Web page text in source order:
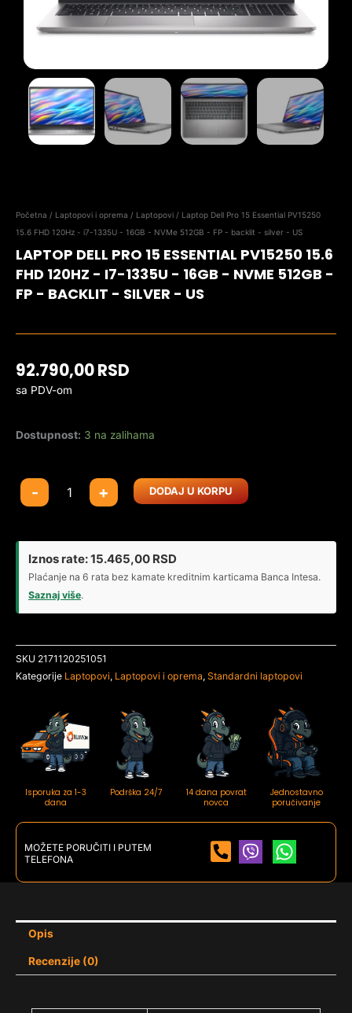
Početna / Laptopovi i oprema / Laptopovi / Laptop Dell Pro 15 Essential PV15250
15.6 FHD 120Hz - i7-1335U - 16GB - NVMe 512GB - FP - backlit - silver - US
LAPTOP DELL PRO 15 ESSENTIAL PV15250 15.6
FHD 120HZ - I7-1335U - 16GB - NVME 512GB -
FP - BACKLIT - SILVER - US
92.790,00RSD
sa PDV-om
Dostupnost: 3 na zalihama
-
Laptop
Dell
15
Essential
PV15250
15.6
1335U/16GB/NVMe
512GB/FP/backlit/silver/US
količina
+ DODAJ U KORPU
Iznos rate:15.465,00 RSD
Plaćanje na 6 rata bez kamate kreditnim karticama Banca Intesa.
Saznaj više.
SKU 2171120251051
Kategorije Laptopovi, Laptopovi i oprema, Standardni laptopovi
Isporuka za 1-3
dana
Podrška 24/7
14 dana povrat
novca
Jednostavno
poručivanje
MOŽETE PORUČITI I PUTEM
TELEFONA
Opis
Recenzije (0)